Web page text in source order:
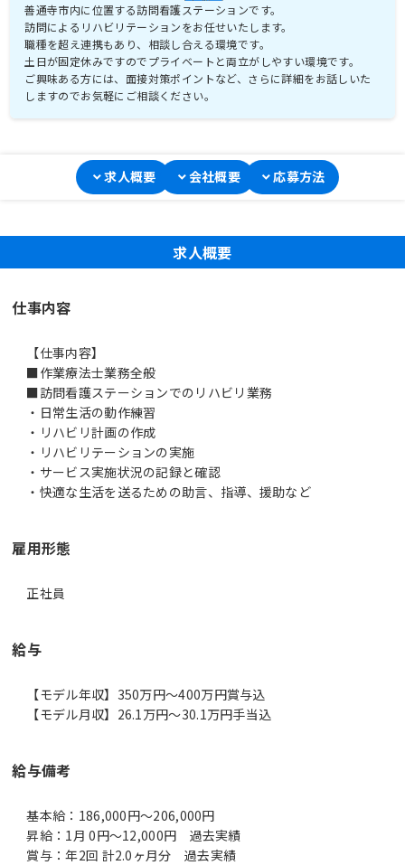
善通寺市内に位置する訪問看護ステーションです。
訪問によるリハビリテーションをお任せいたします。
職種を超え連携もあり、相談し合える環境です。
土日が固定休みですのでプライベートと両立がしやすい環境です。
ご興味ある方には、面接対策ポイントなど、さらに詳細をお話しいた
しますのでお気軽にご相談ください。
求人概要 会社概要 応募方法
求人概要
仕事内容
【仕事内容】
■作業療法士業務全般
■訪問看護ステーションでのリハビリ業務
・日常生活の動作練習
・リハビリ計画の作成
・リハビリテーションの実施
・サービス実施状況の記録と確認
雇用形態
正社員
給与
【モデル年収】350万円〜400万円賞与込
【モデル月収】26.1万円〜30.1万円手当込
給与備考
基本給：186,000円～206,000円
昇給：1月 0円～12,000円 過去実績
賞与：年2回 計2.0ヶ月分 過去実績